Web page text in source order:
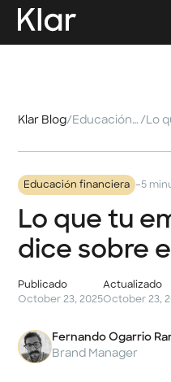
Klar Blog/ Educación financiera /
Educación financiera -5
Lo que tu
dice sobre
Publicado
October 23, 2025
Actualizado
October 23,
Fernando Ogarrio
Brand Manager